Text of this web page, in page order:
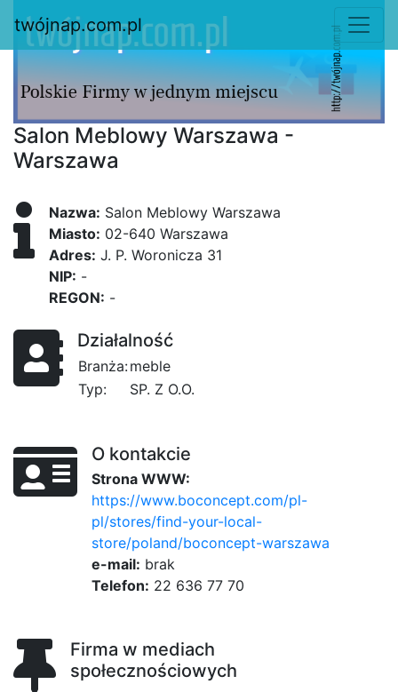
twójnap.com.pl
Salon Meblowy Warszawa -
Warszawa
Nazwa: Salon Meblowy Warszawa
Miasto: 02-640 Warszawa
Adres: J. P. Woronicza 31
NIP: -
REGON: -
Działalność
Branża:meble
Typ:
SP. Z O.O.
O kontakcie
Strona WWW:
https://www.boconcept.com/pl-
pl/stores/find-your-local-
store/poland/boconcept-warszawa
e-mail: brak
Telefon: 22 636 77 70
Firma w mediach
społecznościowych